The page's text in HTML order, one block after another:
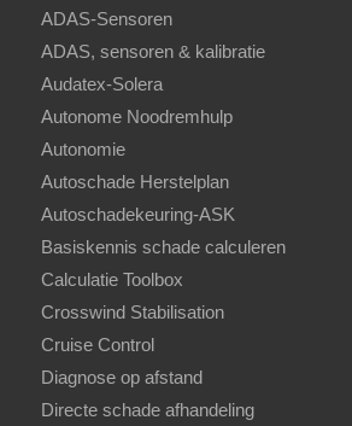
ADAS-Sensoren
ADAS, sensoren & kalibratie
Audatex-Solera
Autonome Noodremhulp
Autonomie
Autoschade Herstelplan
Autoschadekeuring-ASK
Basiskennis schade calculeren
Calculatie Toolbox
Crosswind Stabilisation
Cruise Control
Diagnose op afstand
Directe schade afhandeling